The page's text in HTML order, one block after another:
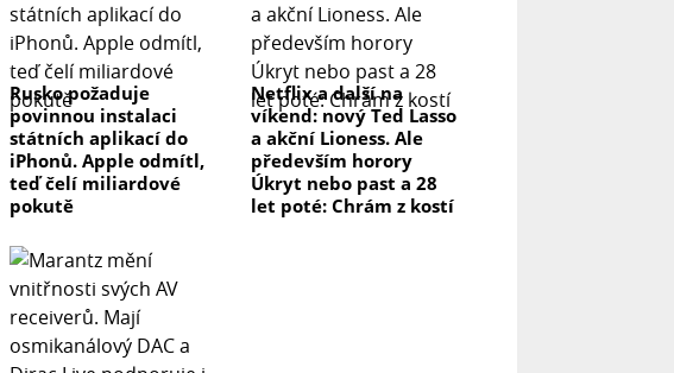
Rusko požaduje
povinnou instalaci
státních aplikací do
iPhonů. Apple odmítl,
teď čelí miliardové
pokutě
Netflix a další na
víkend: nový Ted Lasso
a akční Lioness. Ale
především horory
Úkryt nebo past a 28
let poté: Chrám z kostí